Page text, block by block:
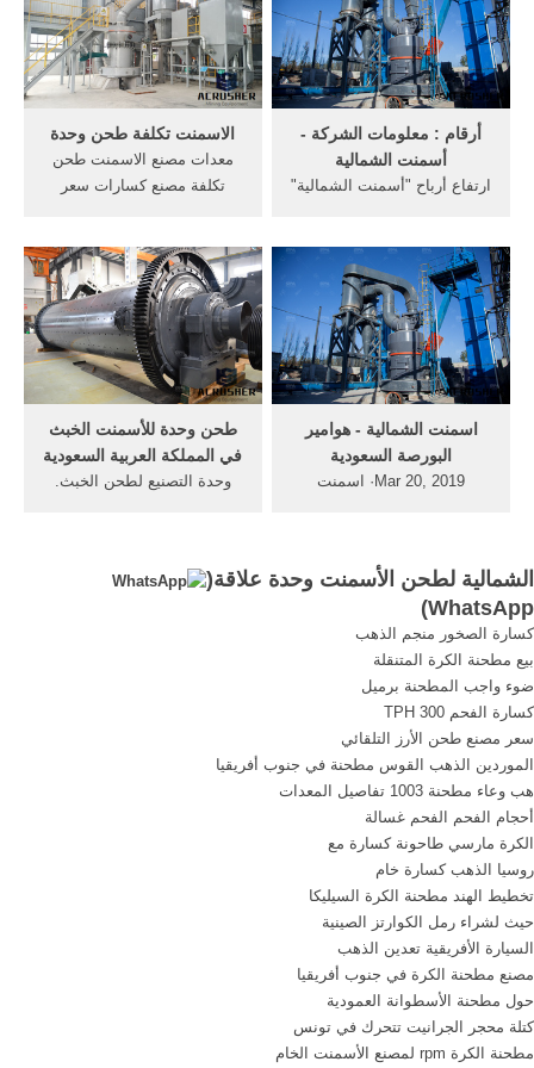
طحن مصنع الاسمنت الكلنكر
حيدر أباد طحن البحث عن
شركات تصنيع مطحنة لطحن
الأسمنت الكرات.
الاسمنت مطحنة الصين,
يستخدم هذا مطحنة الكرة
لطحن .
الاسمنت تكلفة طحن وحدة
معدات مصنع الاسمنت طحن
تكلفة مصنع كسارات سعر
تكلفة آلات طحن - كسارة
الحجر
أرقام : معلومات الشركة -
أسمنت الشمالية
ارتفاع أرباح "أسمنت الشمالية"
2020 .. وأرباح الربع الثالث
شهور 2020 ارتفاع أرباح
"أسمنت الشمالية" إلى 41 ...
طحن وحدة للأسمنت الخبث
في المملكة العربية السعودية
وحدة التصنيع لطحن الخبث.
الأسفلت 100 طن يوميا من
اسمنت الشمالية - هوامير
البورصة السعودية
Mar 20, 2019· اسمنت
تطوير وإنشاء الخط تحت
إشراف وتخطيط من وحدة
البحث والتطوير بشركة
الأسمنت، بالتعاون مع خبرات
ألمانية وأوروبية، وتم تحقيق
أفضل جودة ...
الشمالية لطحن الأسمنت وحدة علاقة(
WhatsApp
)
كسارة الصخور منجم الذهب
بيع مطحنة الكرة المتنقلة
ضوء واجب المطحنة برميل
كسارة الفحم 300 TPH
سعر مصنع طحن الأرز التلقائي
الموردين الذهب القوس مطحنة في جنوب أفريقيا
هب وعاء مطحنة 1003 تفاصيل المعدات
أحجام الفحم الفحم غسالة
الكرة مارسي طاحونة كسارة مع
روسيا الذهب كسارة خام
تخطيط الهند مطحنة الكرة السيليكا
حيث لشراء رمل الكوارتز الصينية
السيارة الأفريقية تعدين الذهب
مصنع مطحنة الكرة في جنوب أفريقيا
حول مطحنة الأسطوانة العمودية
كتلة محجر الجرانيت تتحرك في تونس
مطحنة الكرة rpm لمصنع الأسمنت الخام